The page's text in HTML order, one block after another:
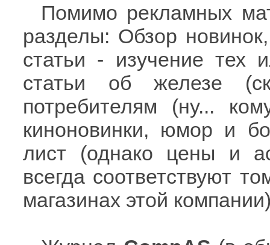
Помимо рекламных
разделы: Обзор
статьи - изучение тех
статьи об железе
потребителям (ну...
киноновинки, юмор и
лист (однако цены и
всегда соответствуют
магазинах этой